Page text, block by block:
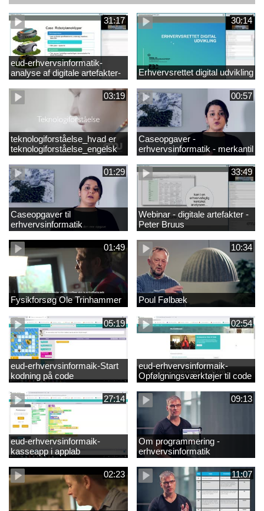
31:17
eud-erhvervsinformatik-
analyse af digitale artefakter-
30:14
Erhvervsrettet digital udvikling
03:19
teknologiforståelse_hvad er
teknologiforståelse_engelsk
00:57
Caseopgaver -
erhvervsinformatik - merkantil
01:29
Caseopgaver til
erhvervsinformatik
33:49
Webinar - digitale artefakter -
Peter Bruus
01:49
Fysikforsøg Ole Trinhammer
10:34
Poul Følbæk
05:19
eud-erhvervsinformaik-Start
kodning på code
02:54
eud-erhvervsinformaik-
Opfølgningsværktøjer til code
27:14
eud-erhvervsinformaik-
kasseapp i applab
09:13
Om programmering -
erhvervsinformatik
02:23 11:07